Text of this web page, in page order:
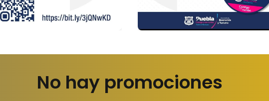
No hay promociones